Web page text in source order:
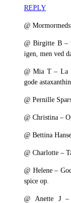
REPLY
@
@ Birgitte B –
igen, men ved
@ Mia T – La
gode astaxanthin.
@ Pernille
@ Christina –
@ Bettina
@ Charlotte –
@ Helene –
spice op.
@ Anette J